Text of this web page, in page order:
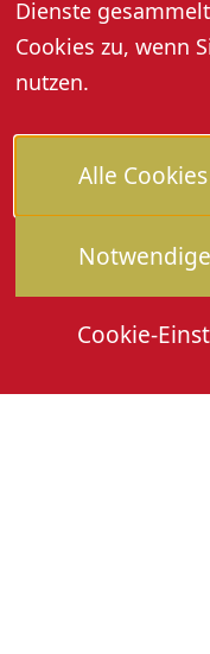
Dienste
Cookies zu, wenn
nutzen.
Alle
Cookie-
28.8. Burgnacht mit